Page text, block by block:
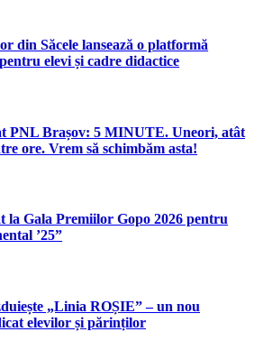
din Săcele lansează o platformă
elevi și cadre didactice
PNL Brașov: 5 MINUTE. Uneori, atât
ore. Vrem să schimbăm asta!
la Gala Premiilor Gopo 2026 pentru
’25”
„Linia ROȘIE” – un nou
elevilor și părinților